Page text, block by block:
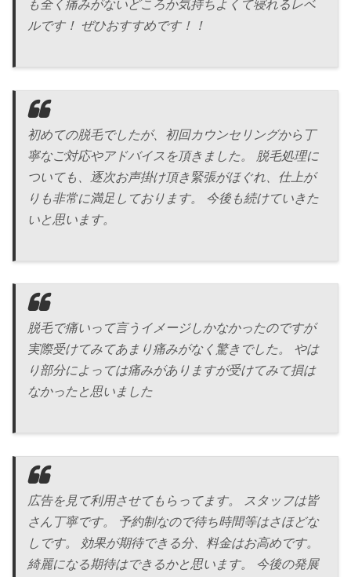
も全く痛みがないどころか気持ちよくて寝れるレベ
ルです！ ぜひおすすめです！！
初めての脱毛でしたが、初回カウンセリングから丁
寧なご対応やアドバイスを頂きました。 脱毛処理に
ついても、逐次お声掛け頂き緊張がほぐれ、仕上が
りも非常に満足しております。 今後も続けていきた
いと思います。
脱毛で痛いって言うイメージしかなかったのですが
実際受けてみてあまり痛みがなく驚きでした。 やは
り部分によっては痛みがありますが受けてみて損は
なかったと思いました
広告を見て利用させてもらってます。 スタッフは皆
さん丁寧です。 予約制なので待ち時間等はさほどな
しです。 効果が期待できる分、料金はお高めです。
綺麗になる期待はできるかと思います。 今後の発展